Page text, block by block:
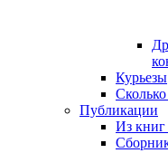
Курьезы
Публикации
Из